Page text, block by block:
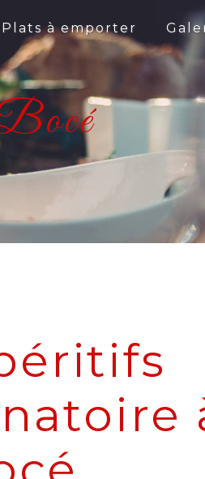
Plats à emporter